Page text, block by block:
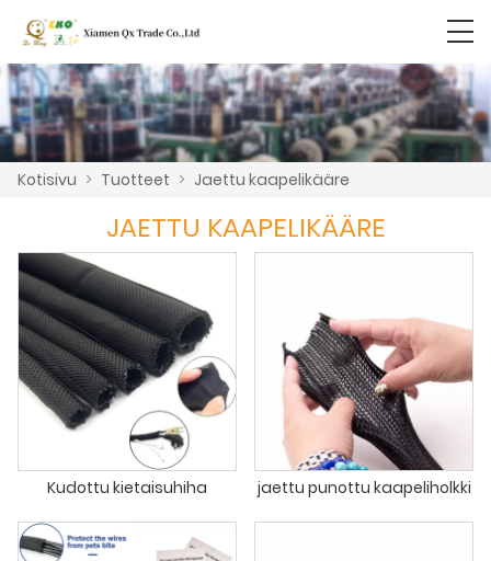
Kotisivu > Tuotteet > Jaettu kaapelikääre
JAETTU KAAPELIKÄÄRE
Kudottu kietaisuhiha jaettu punottu kaapeliholkki